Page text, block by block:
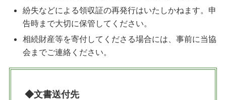
紛失などによる領収証の再発行はいたしかねます。申
告時まで大切に保管してください。
相続財産等を寄付してくださる場合には、事前に当協
会までご連絡ください。
◆文書送付先